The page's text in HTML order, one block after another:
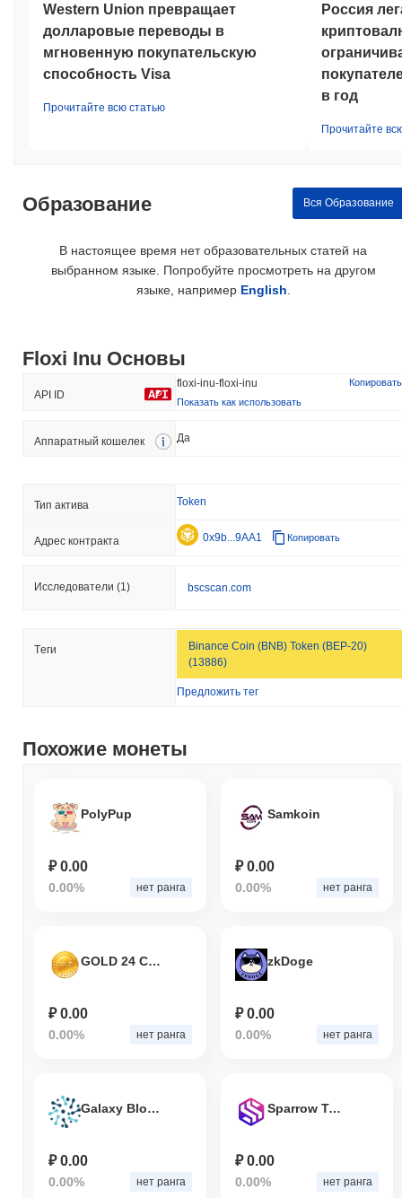
Western Union превращает
долларовые переводы в
мгновенную покупательскую
способность Visa
Прочитайте всю статью
Россия
в год
Прочитайте
Образование Вся Образование
В настоящее время нет образовательных статей на
выбранном языке. Попробуйте просмотреть на другом
языке, например English
Floxi Inu Основы
API ID
floxi-inu-floxi-inu
Копировать
Показать как использовать
Аппаратный кошелек Да
Тип актива Token
Адрес контракта 0x9b...9AA1 Копировать
Исследователи (1) bscscan.com
Tеги
Binance Coin (BNB) Token (BEP-20)
(13886)
Предложить тег
Похожие монеты
PolyPup
₽ 0.00
0.00% нет ранга
Samkoin
₽ 0.00
0.00% нет ранга
GOLD 24 Carat
₽ 0.00
0.00% нет ранга
zkDoge
₽ 0.00
0.00% нет ранга
Galaxy Block Coin
₽ 0.00
0.00% нет ранга
Sparrow Token
₽ 0.00
0.00% нет ранга